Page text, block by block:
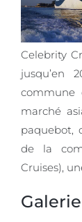
Celebrity
jusqu’en
commune
marché
paquebot,
de la
Cruises),
Galerie